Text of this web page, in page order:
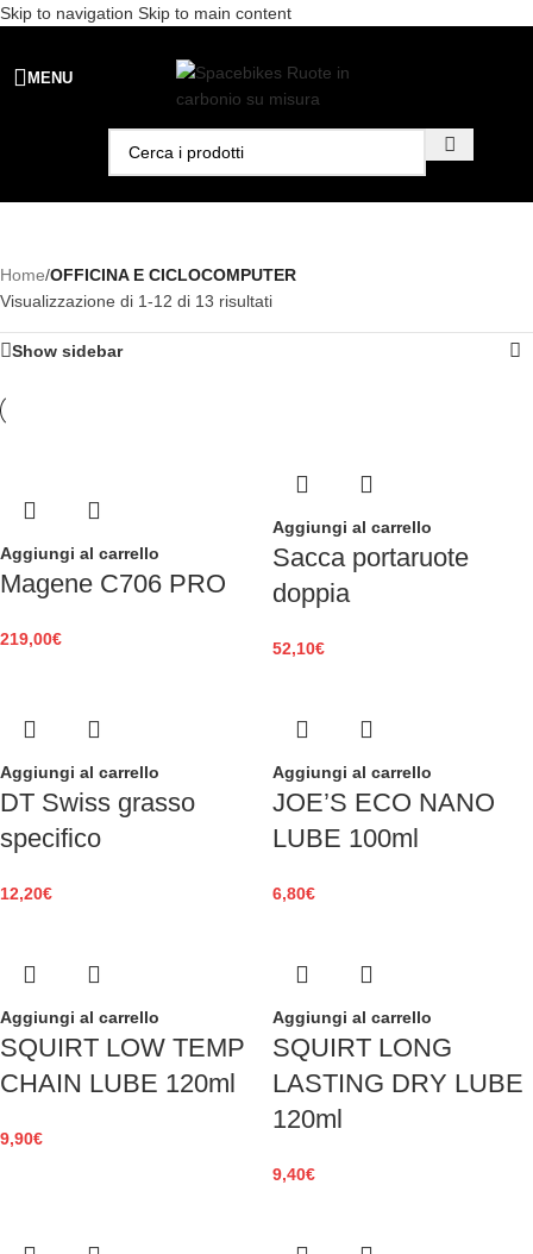
Skip to navigation Skip to main content
Spedizione gratuita per ordini superiori a €99 - 📣 Paga con PayPal in
3 rate senza interessi,
MENU
Home/OFFICINA E CICLOCOMPUTER
Visualizzazione di 1-12 di 13 risultati
Show sidebar
Aggiungi al carrello
Magene C706 PRO
219,00€
Aggiungi al carrello
Sacca portaruote
doppia
52,10€
Aggiungi al carrello
DT Swiss grasso
specifico
12,20€
Aggiungi al carrello
JOE’S ECO NANO
LUBE 100ml
6,80€
Aggiungi al carrello
SQUIRT LOW TEMP
CHAIN LUBE 120ml
9,90€
Aggiungi al carrello
SQUIRT LONG
LASTING DRY LUBE
120ml
9,40€